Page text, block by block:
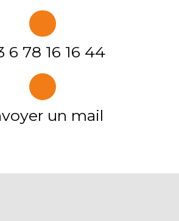
6 78 16 16 44
un mail